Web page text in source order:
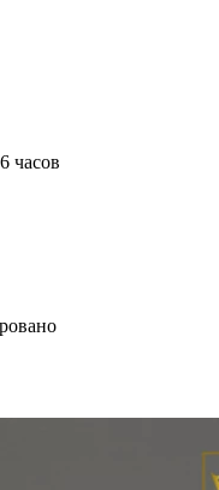
часов